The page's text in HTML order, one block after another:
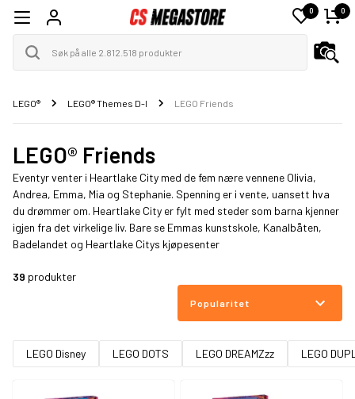
0 0
LEGO® LEGO® Themes D-I LEGO Friends
LEGO® Friends
Eventyr venter i Heartlake City med de fem nære vennene Olivia,
Andrea, Emma, Mia og Stephanie. Spenning er i vente, uansett hva
du drømmer om. Heartlake City er fylt med steder som barna kjenner
igjen fra det virkelige liv. Bare se Emmas kunstskole, Kanalbåten,
Badelandet og Heartlake Citys kjøpesenter
39 produkter
Popularitet
LEGO Disney LEGO DOTS LEGO DREAMZzz LEGO